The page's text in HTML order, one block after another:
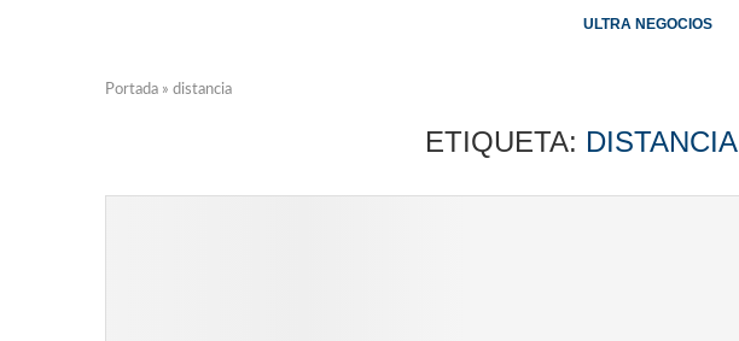
ULTRA NEGOCIOS
Portada » distancia
ETIQUETA: DISTANCIA